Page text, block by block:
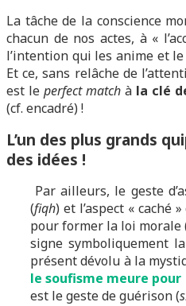
La tâche de la conscience
chacun de nos actes, à «
l’intention qui les anime et le
Et ce, sans relâche de
est le perfect match à la clé
(cf. encadré) !
L’un des plus grands
des idées !
Par ailleurs, le geste
(fiqh) et l’aspect « caché
pour former la loi morale
signe symboliquement
présent dévolu à la
le soufisme meure
est le geste de guérison (